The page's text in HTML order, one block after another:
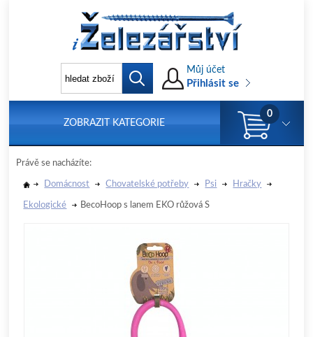
Můj účet
Přihlásit se
ZOBRAZIT KATEGORIE
0
Právě se nacházíte:
Domácnost Chovatelské potřeby Psi Hračky
Ekologické BecoHoop s lanem EKO růžová S